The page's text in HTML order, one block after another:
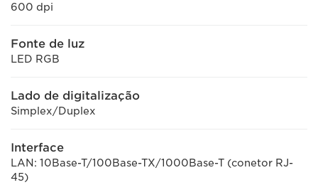
600 dpi
Fonte de luz
LED RGB
Lado de digitalização
Simplex/Duplex
Interface
LAN: 10Base-T/100Base-TX/1000Base-T (conetor RJ-
45)